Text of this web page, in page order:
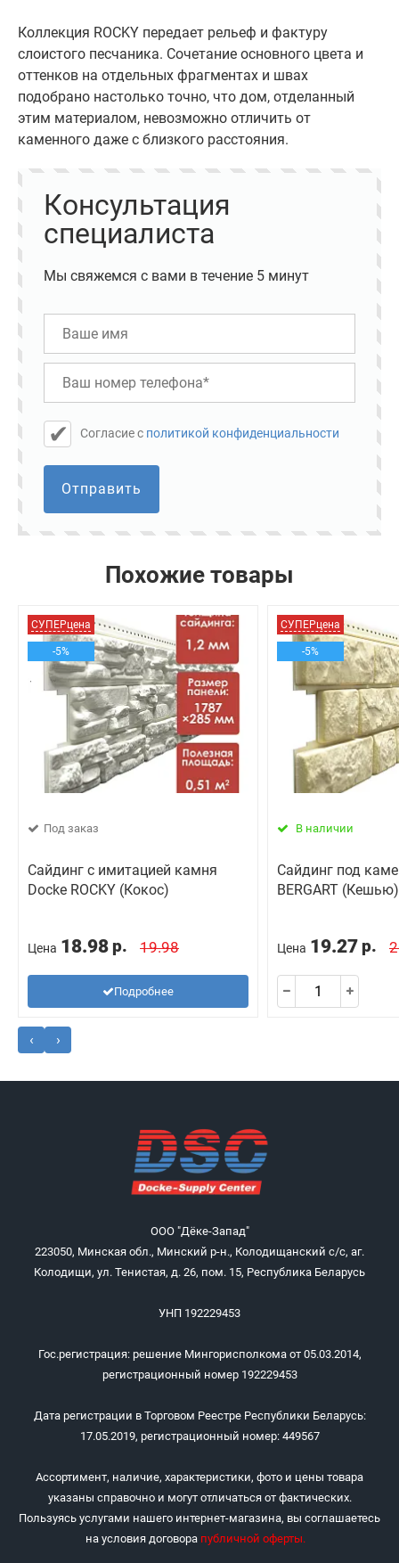
Коллекция ROCKY передает рельеф и фактуру
слоистого песчаника. Сочетание основного цвета и
оттенков на отдельных фрагментах и швах
подобрано настолько точно, что дом, отделанный
этим материалом, невозможно отличить от
каменного даже с близкого расстояния.
Консультация
специалиста
Мы свяжемся с вами в течение 5 минут
Cогласие с политикой конфиденциальности
Отправить
Похожие товары
СУПЕРцена
-5%
Под заказ
Сайдинг с имитацией камня
Docke ROCKY (Кокос)
Цена 18.98 р. 19.98
Подробнее
СУПЕРцена
-5%
В наличии
Сайдинг под
BERGART (Кешью)
Цена 19.27 р.
‹ ›
ООО "Дёке-Запад"
223050, Минская обл., Минский р-н., Колодищанский с/с, аг.
Колодищи, ул. Тенистая, д. 26, пом. 15, Республика Беларусь
УНП 192229453
Гос.регистрация: решение Мингорисполкома от 05.03.2014,
регистрационный номер 192229453
Дата регистрации в Торговом Реестре Республики Беларусь:
17.05.2019, регистрационный номер: 449567
Ассортимент, наличие, характеристики, фото и цены товара
указаны справочно и могут отличаться от фактических.
Пользуясь услугами нашего интернет-магазина, вы соглашаетесь
на условия договора публичной оферты.